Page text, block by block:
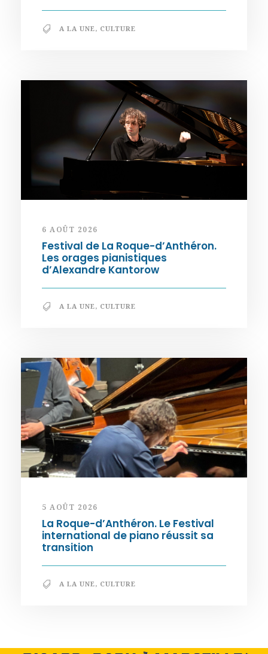
A LA UNE, CULTURE
6 AOÛT 2026
Festival de La Roque-d’Anthéron.
Les orages pianistiques
d’Alexandre Kantorow
A LA UNE, CULTURE
5 AOÛT 2026
La Roque-d’Anthéron. Le Festival
international de piano réussit sa
transition
A LA UNE, CULTURE